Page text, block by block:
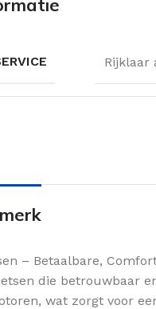
Rijklaar
– Betaalbare,
die betrouwbaar
wat zorgt voor